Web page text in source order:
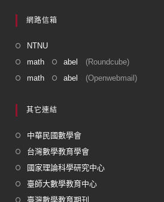
網路信箱
NTNU
math
abel
(Roundcube)
math
abel (Openwebmail)
其它連結
中華民國數學會
台灣數學教育學會
國家理論科學研究中心
臺師大數學教育中心
臺灣數學教育期刊